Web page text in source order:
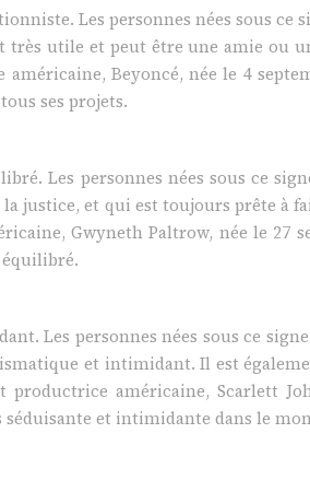
Les personnes nées sous
utile et peut être une amie ou
Beyoncé, née le 4
ses projets.
Les personnes nées sous ce
justice, et qui est toujours prête
Gwyneth Paltrow, née le
Les personnes nées sous ce
et intimidant. Il est
productrice américaine, Scarlett
et intimidante dans le